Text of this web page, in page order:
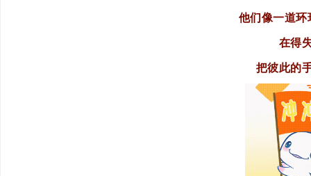
他们像一道
在得
把彼此的